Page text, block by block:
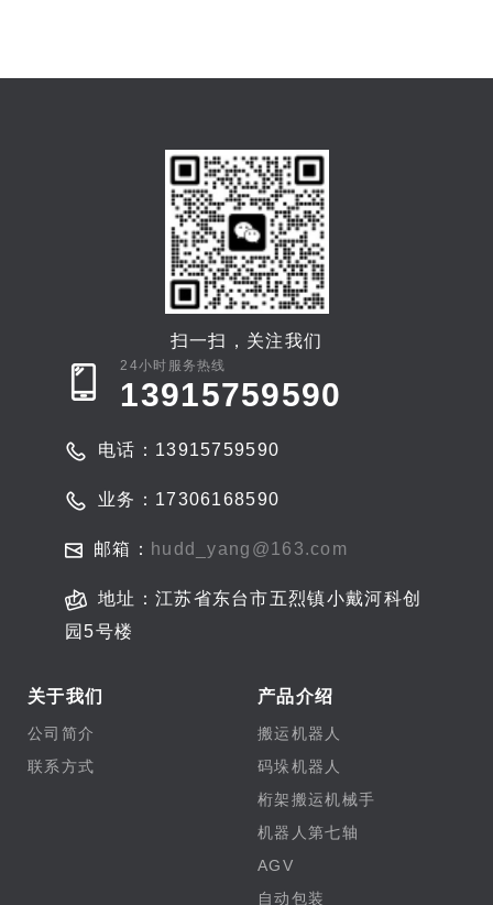
扫一扫，关注我们
24小时服务热线
13915759590
电话：13915759590
业务：17306168590
邮箱： hudd_yang@163.com
地址：江苏省东台市五烈镇小戴河科创
园5号楼
关于我们
公司简介
联系方式
产品介绍
搬运机器人
码垛机器人
桁架搬运机械手
机器人第七轴
AGV
自动包装